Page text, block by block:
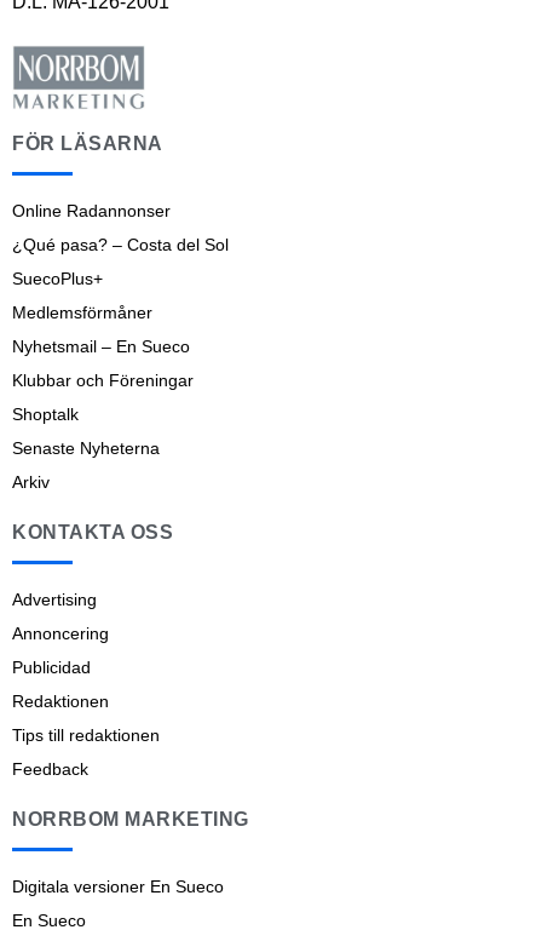
FÖR LÄSARNA
Online Radannonser
¿Qué pasa? – Costa del Sol
SuecoPlus+
Medlemsförmåner
Nyhetsmail – En Sueco
Klubbar och Föreningar
Shoptalk
Senaste Nyheterna
Arkiv
KONTAKTA OSS
Advertising
Annoncering
Publicidad
Redaktionen
Tips till redaktionen
Feedback
NORRBOM MARKETING
Digitala versioner En Sueco
En Sueco